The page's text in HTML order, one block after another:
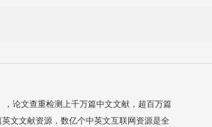
论文查重检测上千万篇中文文献，超百万篇
文文献资源，数亿个中英文互联网资源是全